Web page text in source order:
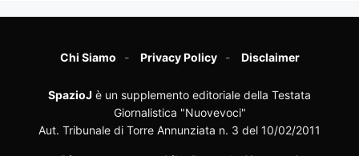
Chi Siamo Privacy Policy Disclaimer
SpazioJ è un supplemento editoriale della Testata
Giornalistica "Nuovevoci"
Aut. Tribunale di Torre Annunziata n. 3 del 10/02/2011